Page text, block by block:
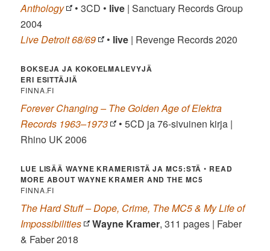
Anthology
• 3CD • live | Sanctuary Records Group
2004
Live Detroit 68/69
• live | Revenge Records 2020
BOKSEJA JA KOKOELMALEVYJÄ
ERI ESITTÄJIÄ
FINNA.FI
Forever Changing – The Golden Age of Elektra
Records 1963–1973
• 5CD ja 76-sivuinen kirja |
Rhino UK 2006
LUE LISÄÄ WAYNE KRAMERISTÄ JA MC5:STÄ • READ
MORE ABOUT WAYNE KRAMER AND THE MC5
FINNA.FI
The Hard Stuff – Dope, Crime, The MC5 & My Life of
Impossibilities
Wayne Kramer, 311 pages | Faber
& Faber 2018